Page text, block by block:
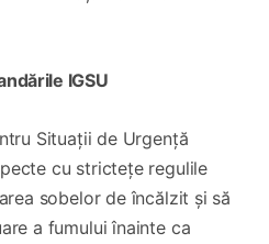
IGSU
Situații de Urgență
cu strictețe regulile
sobelor de încălzit și să
a fumului înainte ca